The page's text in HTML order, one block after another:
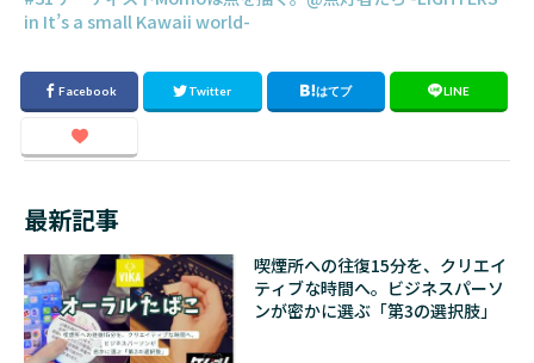
in It’s a small Kawaii world-
最新記事
喫煙所への往復15分を、クリエイ
ティブな時間へ。ビジネスパーソ
ンが密かに選ぶ「第3の選択肢」